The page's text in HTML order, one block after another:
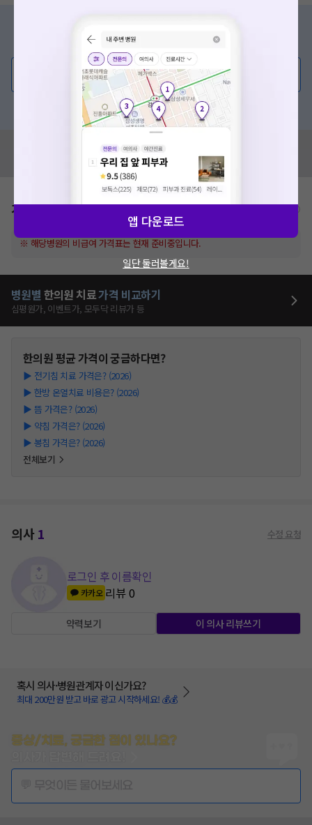
증상/치료, 궁금한 점이 있나요?
💬 무엇이든 물어보세요
혹은, 의료상담 서비스에 다양한 게시글 보러가기
혹시 잘못된 병원정보가 있나요?
모두닥 팀에 알려주세요!
가격표 비급여/급여 진료란?
※ 해당병원의 비급여 가격표는 현재 준비중입니다.
병원별 한의원 치료가격 비교하기
심평원가, 이벤트가, 모두닥 리뷰가 등
한의원평균 가격이 궁금하다면?
▶ 전기침 치료 가격은? (2026)
▶ 한방 온열치료 비용은? (2026)
▶ 뜸 가격은? (2026)
▶ 약침 가격은? (2026)
▶ 봉침 가격은? (2026)
전체보기
의사1 수정 요청
로그인 후 이름확인
카카오 리뷰0
약력보기 이 의사 리뷰쓰기
혹시 의사·병원관계자 이신가요?
최대 200만원 받고 바로 광고 시작하세요! 💰💰
증상/치료, 궁금한 점이 있나요?
앱 다운로드
일단 둘러볼게요!